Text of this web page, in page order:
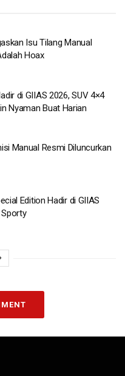
Isu Tilang Manual
Hoax
di GIIAS 2026, SUV 4×4
Nyaman Buat Harian
Manual Resmi Diluncurkan
Edition Hadir di GIIAS
Sporty